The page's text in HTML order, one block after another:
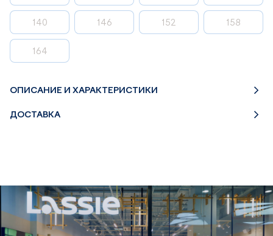
140 146 152 158
164
ОПИСАНИЕ И ХАРАКТЕРИСТИКИ
ДОСТАВКА